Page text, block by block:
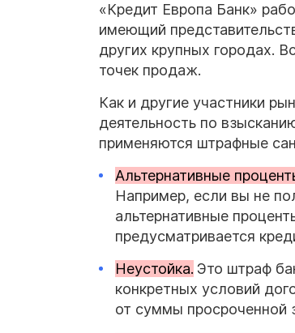
«Кредит Европа Банк»
имеющий
других крупных городах.
точек продаж.
Как и другие участники
деятельность по
применяются штрафные
Альтернативные
Например, если вы не
альтернативные
предусматривается
Неустойка. Это штраф
конкретных условий
от суммы просроченной